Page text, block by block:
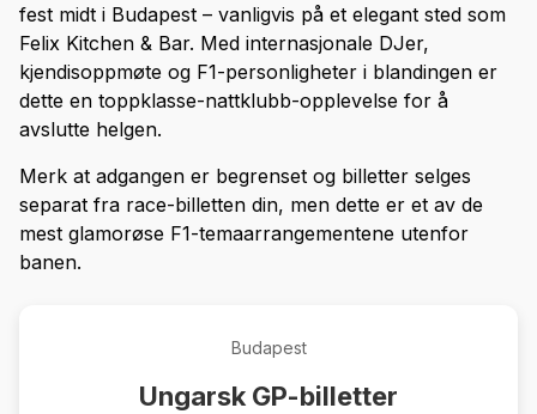
fest midt i Budapest – vanligvis på et elegant sted som
Felix Kitchen & Bar. Med internasjonale DJer,
kjendisoppmøte og F1-personligheter i blandingen er
dette en toppklasse-nattklubb-opplevelse for å
avslutte helgen.
Merk at adgangen er begrenset og billetter selges
separat fra race-billetten din, men dette er et av de
mest glamorøse F1-temaarrangementene utenfor
banen.
Budapest
Ungarsk GP-billetter